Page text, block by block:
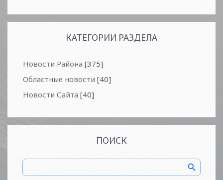
КАТЕГОРИИ РАЗДЕЛА
Новости Района [375]
Областные новости [40]
Новости Сайта [40]
ПОИСК